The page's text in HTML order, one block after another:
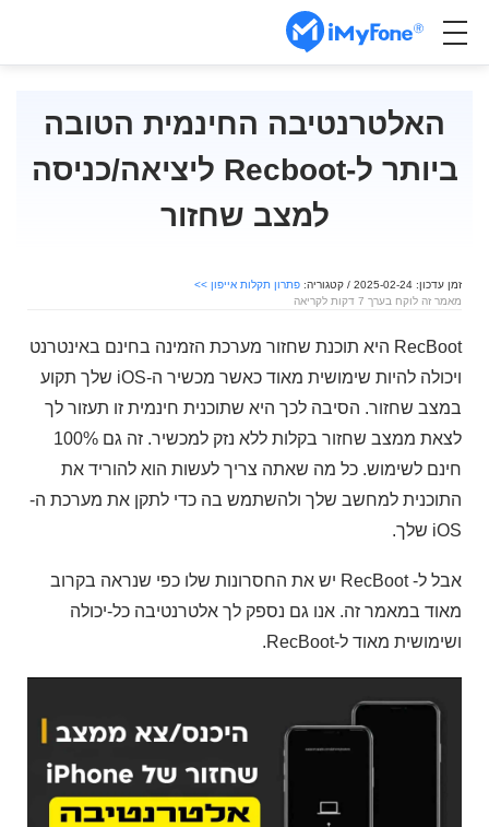
האלטרנטיבה החינמית הטובה
ביותר ל-Recboot ליציאה/כניסה
למצב שחזור
זמן עדכון: 2025-02-24 / קטגוריה:
פתרון תקלות אייפון >>
מאמר זה לוקח בערך 7 דקות לקריאה
RecBoot היא תוכנת שחזור מערכת הזמינה בחינם באינטרנט
ויכולה להיות שימושית מאוד כאשר מכשיר ה-iOS שלך תקוע
במצב שחזור. הסיבה לכך היא שתוכנית חינמית זו תעזור לך
לצאת ממצב שחזור בקלות ללא נזק למכשיר. זה גם 100%
חינם לשימוש. כל מה שאתה צריך לעשות הוא להוריד את
התוכנית למחשב שלך ולהשתמש בה כדי לתקן את מערכת ה-
iOS שלך.
אבל ל- RecBoot יש את החסרונות שלו כפי שנראה בקרוב
מאוד במאמר זה. אנו גם נספק לך אלטרנטיבה כל-יכולה
ושימושית מאוד ל-RecBoot.